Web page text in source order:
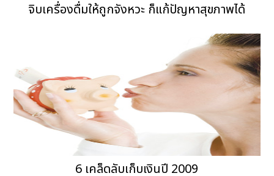
จิบเครื่องดื่มให้ถูกจังหวะ ก็แก้ปัญหาสุขภาพได้
6 เคล็ดลับเก็บเงินปี 2009